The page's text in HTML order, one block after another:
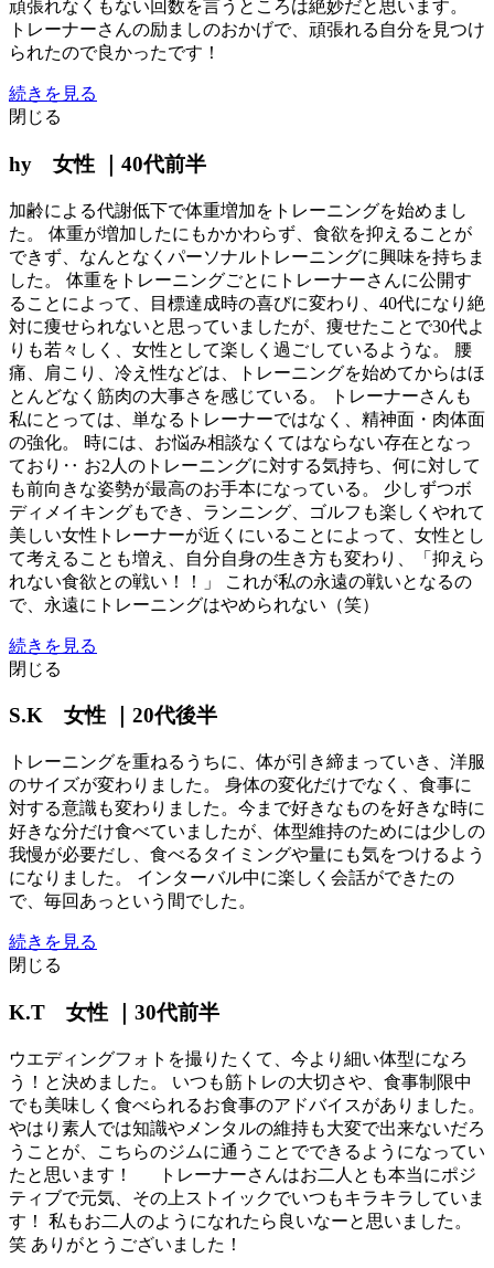
頑張れなくもない回数を言うところは絶妙だと思います。
トレーナーさんの励ましのおかげで、頑張れる自分を見つけ
られたので良かったです！
続きを見る
閉じる
hy 女性 ｜40代前半
加齢による代謝低下で体重増加をトレーニングを始めまし
た。 体重が増加したにもかかわらず、食欲を抑えることが
できず、なんとなくパーソナルトレーニングに興味を持ちま
した。 体重をトレーニングごとにトレーナーさんに公開す
ることによって、目標達成時の喜びに変わり、40代になり絶
対に痩せられないと思っていましたが、痩せたことで30代よ
りも若々しく、女性として楽しく過ごしているような。 腰
痛、肩こり、冷え性などは、トレーニングを始めてからはほ
とんどなく筋肉の大事さを感じている。 トレーナーさんも
私にとっては、単なるトレーナーではなく、精神面・肉体面
の強化。 時には、お悩み相談なくてはならない存在となっ
ており‥ お2人のトレーニングに対する気持ち、何に対して
も前向きな姿勢が最高のお手本になっている。 少しずつボ
ディメイキングもでき、ランニング、ゴルフも楽しくやれて
美しい女性トレーナーが近くにいることによって、女性とし
て考えることも増え、自分自身の生き方も変わり、「抑えら
れない食欲との戦い！！」 これが私の永遠の戦いとなるの
で、永遠にトレーニングはやめられない（笑）
続きを見る
閉じる
S.K 女性 ｜20代後半
トレーニングを重ねるうちに、体が引き締まっていき、洋服
のサイズが変わりました。 身体の変化だけでなく、食事に
対する意識も変わりました。今まで好きなものを好きな時に
好きな分だけ食べていましたが、体型維持のためには少しの
我慢が必要だし、食べるタイミングや量にも気をつけるよう
になりました。 インターバル中に楽しく会話ができたの
で、毎回あっという間でした。
続きを見る
閉じる
K.T 女性 ｜30代前半
ウエディングフォトを撮りたくて、今より細い体型になろ
う！と決めました。 いつも筋トレの大切さや、食事制限中
でも美味しく食べられるお食事のアドバイスがありました。
やはり素人では知識やメンタルの維持も大変で出来ないだろ
うことが、こちらのジムに通うことでできるようになってい
たと思います！ トレーナーさんはお二人とも本当にポジ
ティブで元気、その上ストイックでいつもキラキラしていま
す！ 私もお二人のようになれたら良いなーと思いました。
笑 ありがとうございました！